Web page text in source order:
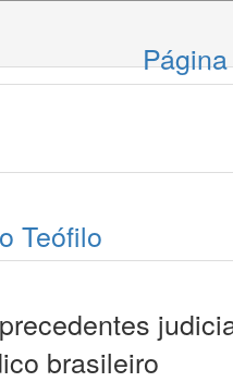
Teófilo
brasileiro